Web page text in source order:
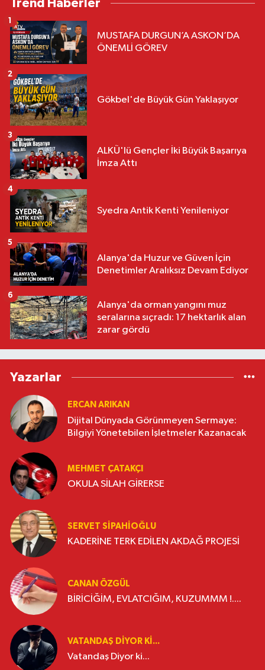
Trend Haberler
MUSTAFA DURGUN’A ASKON’DA
ÖNEMLİ GÖREV
1
Gökbel'de Büyük Gün Yaklaşıyor
2
ALKÜ'lü Gençler İki Büyük Başarıya
İmza Attı
3
Syedra Antik Kenti Yenileniyor
4
Alanya'da Huzur ve Güven İçin
Denetimler Aralıksız Devam Ediyor
5
Alanya'da orman yangını muz
seralarına sıçradı: 17 hektarlık alan
zarar gördü
6
Yazarlar
ERCAN ARIKAN
Dijital Dünyada Görünmeyen Sermaye:
Bilgiyi Yönetebilen İşletmeler Kazanacak
MEHMET ÇATAKÇI
OKULA SİLAH GİRERSE
SERVET SİPAHİOĞLU
KADERİNE TERK EDİLEN AKDAĞ PROJESİ
CANAN ÖZGÜL
BİRİCİĞİM, EVLATCIĞIM, KUZUMMM !....
VATANDAŞ DIYOR KI...
Vatandaş Diyor ki...